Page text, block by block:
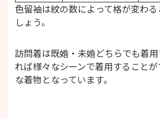
色留袖は紋の数によって格が変わ
しょう。
訪問着は既婚・未婚どちらでも着
れば様々なシーンで着用すること
な着物となっています。